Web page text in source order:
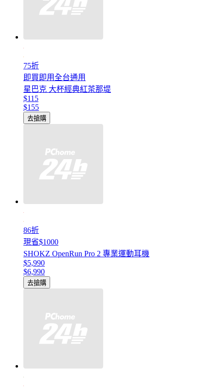
75折
即買即用全台通用
星巴克 大杯經典紅茶那堤
$115
$155
去搶購
86折
現省$1000
SHOKZ OpenRun Pro 2 專業運動耳機
$5,990
$6,990
去搶購